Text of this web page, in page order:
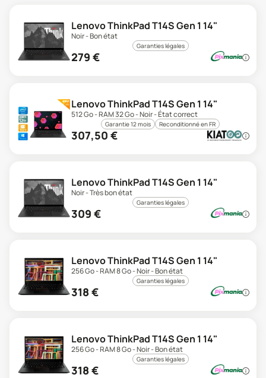
Lenovo ThinkPad T14S Gen 1 14"
Noir - Bon état
Garanties légales
279 €
Lenovo ThinkPad T14S Gen 1 14"
512 Go - RAM 32 Go - Noir - État correct
Garantie 12 mois Reconditionné en FR
307,50 €
Lenovo ThinkPad T14S Gen 1 14"
Noir - Très bon état
Garanties légales
309 €
Lenovo ThinkPad T14S Gen 1 14"
256 Go - RAM 8 Go - Noir - Bon état
Garanties légales
318 €
Lenovo ThinkPad T14S Gen 1 14"
256 Go - RAM 8 Go - Noir - Bon état
Garanties légales
318 €